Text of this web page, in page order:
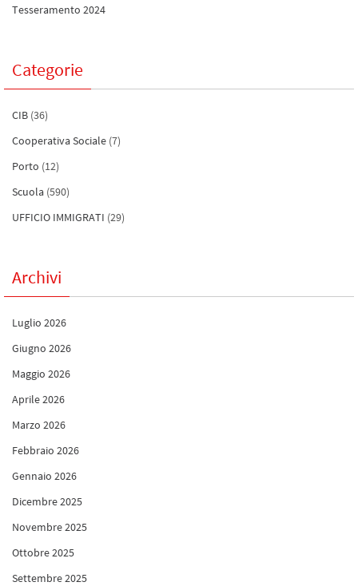
Tesseramento 2024
Categorie
CIB (36)
Cooperativa Sociale (7)
Porto (12)
Scuola (590)
UFFICIO IMMIGRATI (29)
Archivi
Luglio 2026
Giugno 2026
Maggio 2026
Aprile 2026
Marzo 2026
Febbraio 2026
Gennaio 2026
Dicembre 2025
Novembre 2025
Ottobre 2025
Settembre 2025